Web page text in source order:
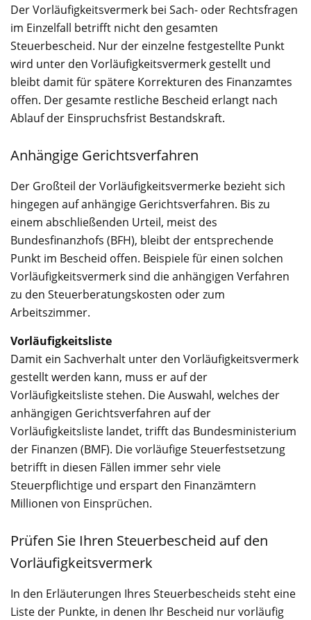
Der Vorläufigkeitsvermerk bei Sach- oder Rechtsfragen
im Einzelfall betrifft nicht den gesamten
Steuerbescheid. Nur der einzelne festgestellte Punkt
wird unter den Vorläufigkeitsvermerk gestellt und
bleibt damit für spätere Korrekturen des Finanzamtes
offen. Der gesamte restliche Bescheid erlangt nach
Ablauf der Einspruchsfrist Bestandskraft.
Anhängige Gerichtsverfahren
Der Großteil der Vorläufigkeitsvermerke bezieht sich
hingegen auf anhängige Gerichtsverfahren. Bis zu
einem abschließenden Urteil, meist des
Bundesfinanzhofs (BFH), bleibt der entsprechende
Punkt im Bescheid offen. Beispiele für einen solchen
Vorläufigkeitsvermerk sind die anhängigen Verfahren
zu den Steuerberatungskosten oder zum
Arbeitszimmer.
Vorläufigkeitsliste
Damit ein Sachverhalt unter den Vorläufigkeitsvermerk
gestellt werden kann, muss er auf der
Vorläufigkeitsliste stehen. Die Auswahl, welches der
anhängigen Gerichtsverfahren auf der
Vorläufigkeitsliste landet, trifft das Bundesministerium
der Finanzen (BMF). Die vorläufige Steuerfestsetzung
betrifft in diesen Fällen immer sehr viele
Steuerpflichtige und erspart den Finanzämtern
Millionen von Einsprüchen.
Prüfen Sie Ihren Steuerbescheid auf den
Vorläufigkeitsvermerk
In den Erläuterungen Ihres Steuerbescheids steht eine
Liste der Punkte, in denen Ihr Bescheid nur vorläufig